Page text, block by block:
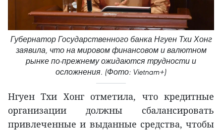
Губернатор Государственного банка Нгуен Тхи Хонг
заявила, что на мировом финансовом и валютном
рынке по-прежнему ожидаются трудности и
осложнения. (Фото: Vietnam+)
Нгуен Тхи Хонг отметила, что кредитные
организации должны сбалансировать
привлеченные и выданные средства, чтобы